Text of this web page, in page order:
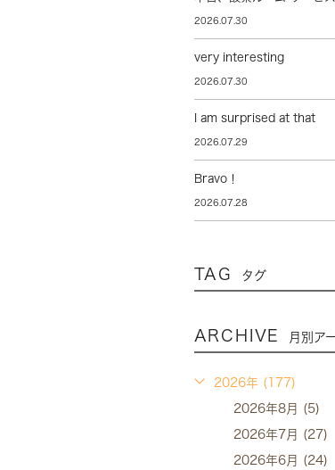
2026.07.30
very interesting
2026.07.30
I am surprised at that
2026.07.29
Bravo！
2026.07.28
TAG タグ
ARCHIVE 月別ア
2026年 (177)
2026年8月 (5)
2026年7月 (27)
2026年6月 (24)